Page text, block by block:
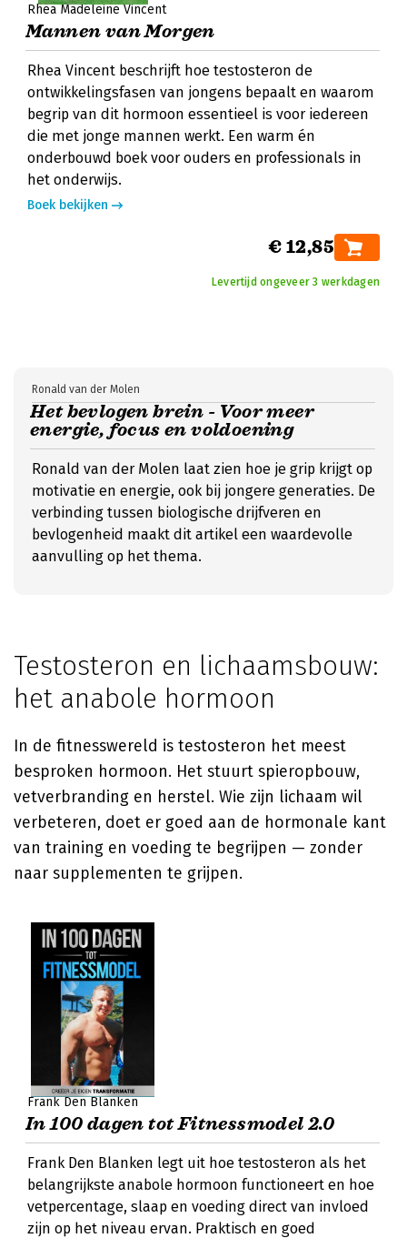
Rhea Madeleine Vincent
Mannen van Morgen
Rhea Vincent beschrijft hoe testosteron de
ontwikkelingsfasen van jongens bepaalt en waarom
begrip van dit hormoon essentieel is voor iedereen
die met jonge mannen werkt. Een warm én
onderbouwd boek voor ouders en professionals in
het onderwijs.
Boek bekijken
€ 12,85
Levertijd ongeveer 3 werkdagen
Het bevlogen brein - Voor meer
energie, focus en voldoening
Ronald van der Molen
Ronald van der Molen laat zien hoe je grip krijgt op
motivatie en energie, ook bij jongere generaties. De
verbinding tussen biologische drijfveren en
bevlogenheid maakt dit artikel een waardevolle
aanvulling op het thema.
Testosteron en lichaamsbouw:
het anabole hormoon
In de fitnesswereld is testosteron het meest
besproken hormoon. Het stuurt spieropbouw,
vetverbranding en herstel. Wie zijn lichaam wil
verbeteren, doet er goed aan de hormonale kant
van training en voeding te begrijpen — zonder
naar supplementen te grijpen.
Frank Den Blanken
In 100 dagen tot Fitnessmodel 2.0
Frank Den Blanken legt uit hoe testosteron als het
belangrijkste anabole hormoon functioneert en hoe
vetpercentage, slaap en voeding direct van invloed
zijn op het niveau ervan. Praktisch en goed